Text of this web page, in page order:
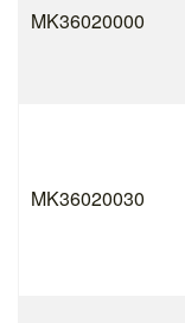
MK36020000
MK36020030